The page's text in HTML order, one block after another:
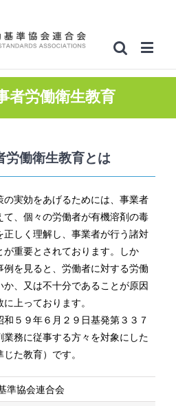
者労働衛生教育
労働衛生教育とは
実効をあげるためには、事業者
、個々の労働者が有機溶剤の毒
しく理解し、事業者が行う諸対
重要とされております。しか
例を見ると、労働者に対する労働
、又は不十分であることが原因
上っております。
５９年６月２９日基発第３３７
務に従事する方々を対象にした
た教育）です。
準協会連合会